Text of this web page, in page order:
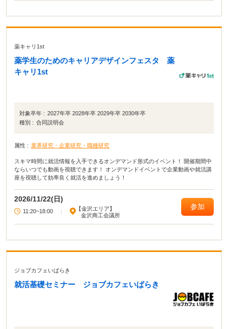
薬キャリ1st
薬学生のためのキャリアデザインフェスタ 薬
キャリ1st
対象卒年 : 2027年卒 2028年卒 2029年卒 2030年卒
種別 : 合同説明会
属性 : 業界研究・企業研究・職種研究
スキマ時間に就活情報を入手できるオンデマンド形式のイベント！ 開催期間中
ならいつでも動画を視聴できます！ オンデマンドイベントで企業動画や就活講
座を視聴して効率良く就活を進めましょう！
2026/11/22(日)
11:20~18:00
【金沢エリア】
金沢商工会議所
参加
ジョブカフェいばらき
就活基礎セミナー ジョブカフェいばらき